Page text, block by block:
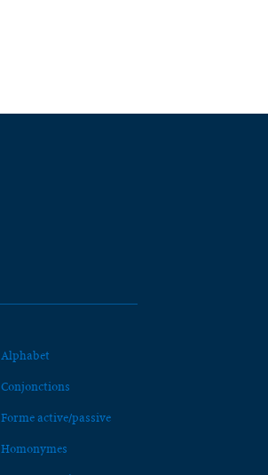
Alphabet
Conjonctions
Forme active/passive
Homonymes